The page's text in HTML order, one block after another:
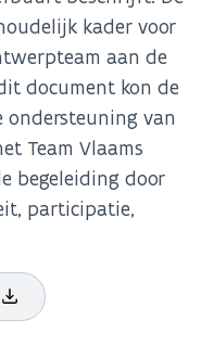
kader voor
aan de
document kon de
ondersteuning van
Team Vlaams
begeleiding door
participatie,